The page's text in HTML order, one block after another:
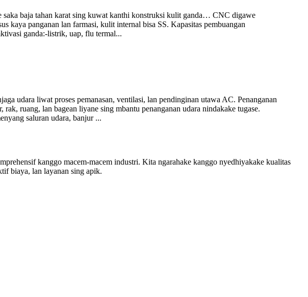
baja tahan karat sing kuwat kanthi konstruksi kulit ganda… CNC digawe
panganan lan farmasi, kulit internal bisa SS. Kapasitas pembuangan
ganda:-listrik, uap, flu termal...
udara liwat proses pemanasan, ventilasi, lan pendinginan utawa AC. Penanganan
ruang, lan bagean liyane sing mbantu penanganan udara nindakake tugase.
saluran udara, banjur ...
kanggo macem-macem industri. Kita ngarahake kanggo nyedhiyakake kualitas
biaya, lan layanan sing apik.